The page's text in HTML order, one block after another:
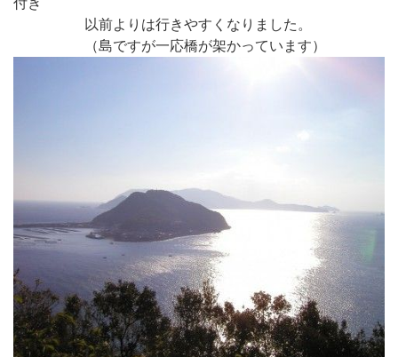
以前よりは行きやすくなりました。
（島ですが一応橋が架かっています）